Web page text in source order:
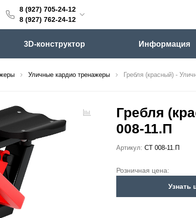
8 (927) 705-24-12
8 (927) 762-24-12
24-12
24-12
прайс-листа
3D-конструктор Информация
Уличные кардио тренажеры Гребля (красный) -
Гребля
008-11.П
Артикул: СТ 008-11.П
Розничная цена:
Узнать